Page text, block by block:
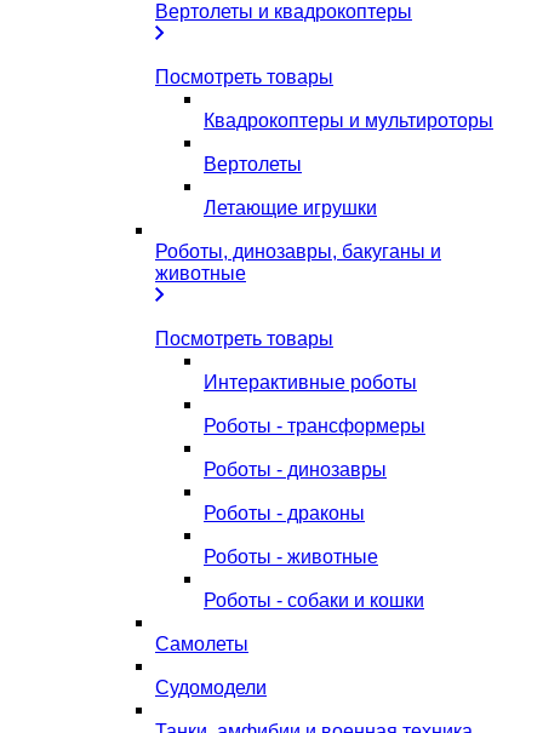
Вертолеты и квадрокоптеры
Посмотреть товары
Квадрокоптеры и мультироторы
Вертолеты
Летающие игрушки
Роботы, динозавры, бакуганы и
животные
Посмотреть товары
Интерактивные роботы
Роботы - трансформеры
Роботы - динозавры
Роботы - драконы
Роботы - животные
Роботы - собаки и кошки
Самолеты
Судомодели